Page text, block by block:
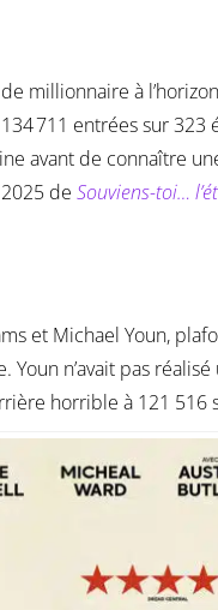
millionnaire à
711 entrées sur
avant de connaître
de Souviens-toi…
et Michael Youn,
n’avait pas
horrible à 121 516